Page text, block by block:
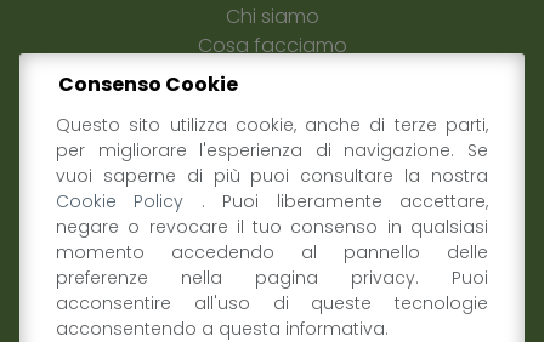
Chi siamo
Cosa facciamo
Perché associarsi
Contatti
MEDIA & PRESS
News ed Eventi
Video
Dati e Ricerche
Consenso Cookie
Questo sito utilizza cookie, anche di terze parti,
per migliorare l'esperienza di navigazione. Se
vuoi saperne di più puoi consultare la nostra
Cookie Policy . Puoi liberamente accettare,
negare o revocare il tuo consenso in qualsiasi
momento accedendo al pannello delle
preferenze nella pagina privacy. Puoi
acconsentire all'uso di queste tecnologie
acconsentendo a questa informativa.